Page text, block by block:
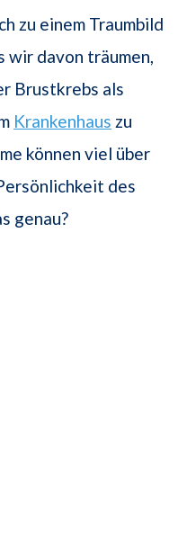
zu einem Traumbild
wir davon träumen,
Brustkrebs als
Krankenhaus zu
können viel über
des
genau?